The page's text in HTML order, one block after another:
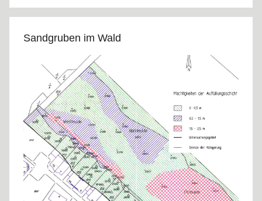
Sandgruben im Wald